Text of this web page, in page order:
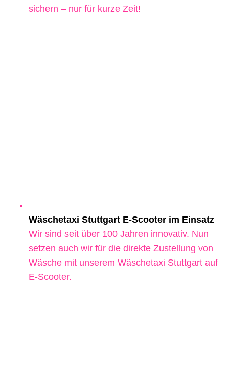
sichern – nur für kurze Zeit!
Wäschetaxi Stuttgart E-Scooter im Einsatz
Wir sind seit über 100 Jahren innovativ. Nun
setzen auch wir für die direkte Zustellung von
Wäsche mit unserem Wäschetaxi Stuttgart auf
E-Scooter.